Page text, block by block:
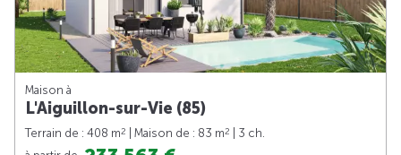
Maison à
L'Aiguillon-sur-Vie (85)
Terrain de : 408 m2 | Maison de : 83 m2
| 3 ch.